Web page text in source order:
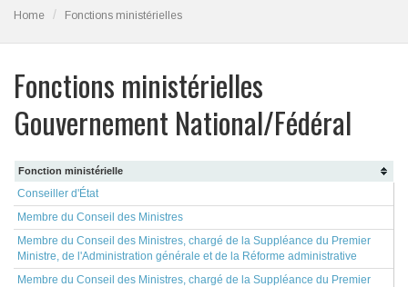
Home Fonctions ministérielles
Fonctions ministérielles
Gouvernement National/Fédéral
Fonction ministérielle
Conseiller d'État
Membre du Conseil des Ministres
Membre du Conseil des Ministres, chargé de la Suppléance du Premier
Ministre, de l'Administration générale et de la Réforme administrative
Membre du Conseil des Ministres, chargé de la Suppléance du Premier